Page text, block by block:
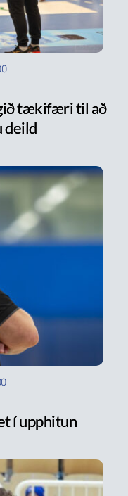
tækifæri til að
deild
í upphitun